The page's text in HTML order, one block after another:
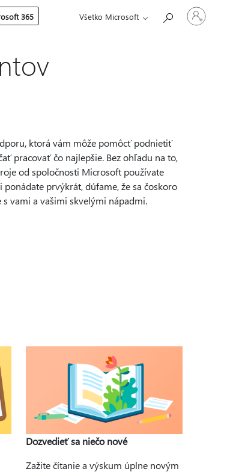
365 Všetko Microsoft
Prihláste
sa
ktorá vám môže pomôcť podnietiť
pracovať čo najlepšie. Bez ohľadu na to,
od spoločnosti Microsoft používate
ponádate prvýkrát, dúfame, že sa čoskoro
vami a vašimi skvelými nápadmi.
Dozvedieť sa niečo nové
Zažite čítanie a výskum úplne novým